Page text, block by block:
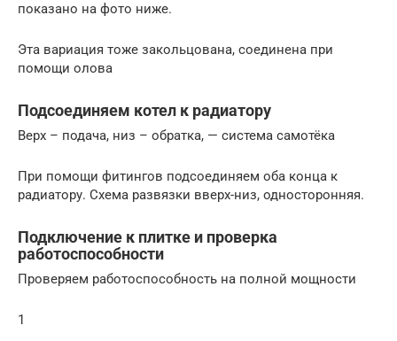
показано на фото ниже.
Эта вариация тоже закольцована, соединена при
помощи олова
Подсоединяем котел к радиатору
Верх – подача, низ – обратка, — система самотёка
При помощи фитингов подсоединяем оба конца к
радиатору. Схема развязки вверх-низ, односторонняя.
Подключение к плитке и проверка
работоспособности
Проверяем работоспособность на полной мощности
1